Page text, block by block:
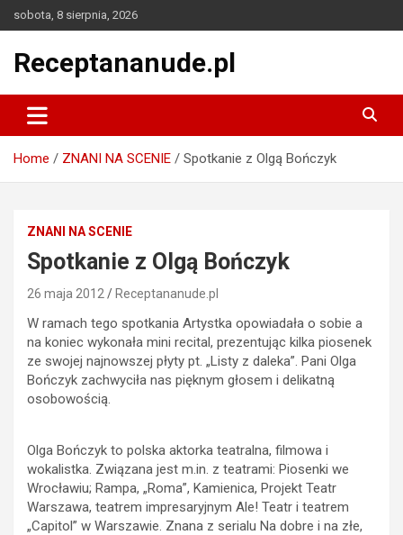
to
sobota, 8 sierpnia, 2026
Receptananude.pl
Home ZNANI NA SCENIE Spotkanie z Olgą Bończyk
ZNANI NA SCENIE
Spotkanie z Olgą Bończyk
26 maja 2012 Receptananude.pl
W ramach tego spotkania Artystka opowiadała o sobie a
na koniec wykonała mini recital, prezentując kilka piosenek
ze swojej najnowszej płyty pt. „Listy z daleka”. Pani Olga
Bończyk zachwyciła nas pięknym głosem i delikatną
osobowością.
Olga Bończyk to polska aktorka teatralna, filmowa i
wokalistka. Związana jest m.in. z teatrami: Piosenki we
Wrocławiu; Rampa, „Roma”, Kamienica, Projekt Teatr
Warszawa, teatrem impresaryjnym Ale! Teatr i teatrem
„Capitol” w Warszawie. Znana z serialu Na dobre i na złe,